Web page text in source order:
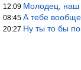
12:09 Молодец, наш
08:45 А тебе вообще
20:27 Ну ты то бы